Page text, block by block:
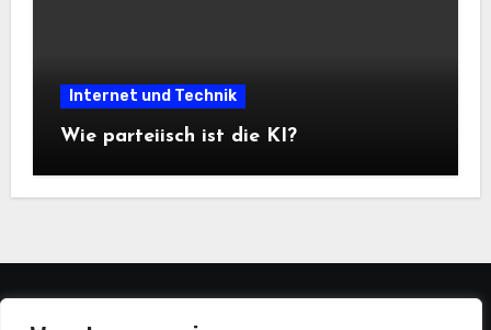
Internet und Technik
Wie parteiisch ist die KI?
statistiker-blog.de